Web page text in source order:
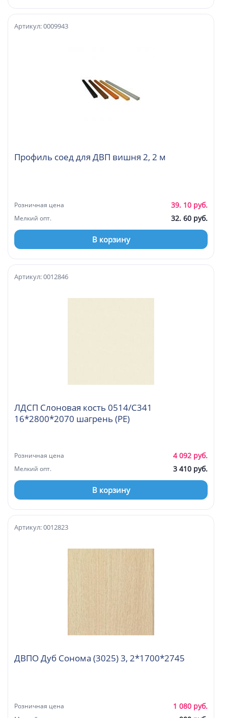
Профиль соед для ДВП вишня 2, 2 м
Артикул: 0009943
Розничная цена 39. 10 руб.
Мелкий опт. 32. 60 руб.
В корзину
ЛДСП Слоновая кость 0514/C341
16*2800*2070 шагрень (PE)
Артикул: 0012846
Розничная цена 4 092 руб.
Мелкий опт. 3 410 руб.
В корзину
ДВПО Дуб Сонома (3025) 3, 2*1700*2745
Артикул: 0012823
Розничная цена 1 080 руб.